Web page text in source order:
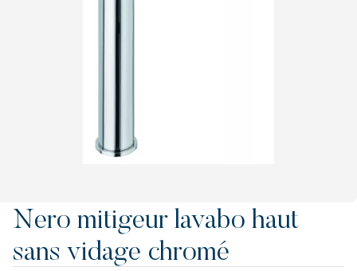
Nero mitigeur lavabo haut
sans vidage chromé